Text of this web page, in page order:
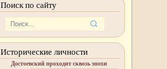
Поиск по сайту
Исторические личности
Достоевский проходит сквозь эпохи